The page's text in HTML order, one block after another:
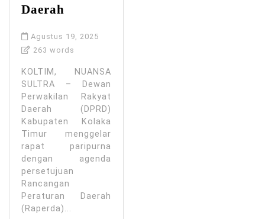
Daerah
Agustus 19, 2025
263 words
KOLTIM, NUANSA
SULTRA – Dewan
Perwakilan Rakyat
Daerah (DPRD)
Kabupaten Kolaka
Timur menggelar
rapat paripurna
dengan agenda
persetujuan
Rancangan
Peraturan Daerah
(Raperda)...